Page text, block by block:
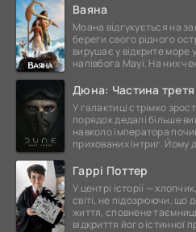
Ваяна
Моана відгукується на
береги свого рідного
вирушає у відкрите море
напівбога Мауї. На них
Дюна: Частина третя
У галактиці стрімко
порядок дедалі більше
навколо імператора
прихованих інтриг. Йому
Гаррі Поттер
У центрі історії —
світі, не підозрюючи, що
життя, сповнене
відкриття його істинної